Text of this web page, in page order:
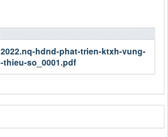
hdnd-phat-trien-ktxh-vung-
so_0001.pdf